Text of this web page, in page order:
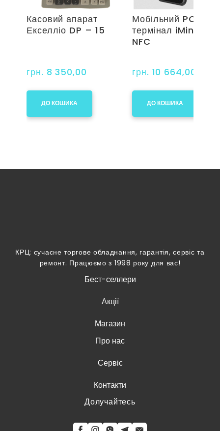
Касовий апарат
Екселліо DP – 15
грн. 8 350,00
ДО КОШИКА
Мобільний POS-
термінал iMin
NFC
грн. 10 664,00
ДО КОШИКА
КРЦ: сучасне торгове обладнання, гарантія, сервіс та
ремонт. Працюємо з 1998 року для вас!
Бест-селлери
Акції
Магазин
Про нас
Сервіс
Контакти
Долучайтесь